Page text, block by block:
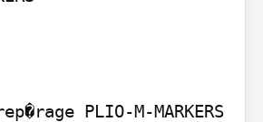
PLIO-M-MARKERS